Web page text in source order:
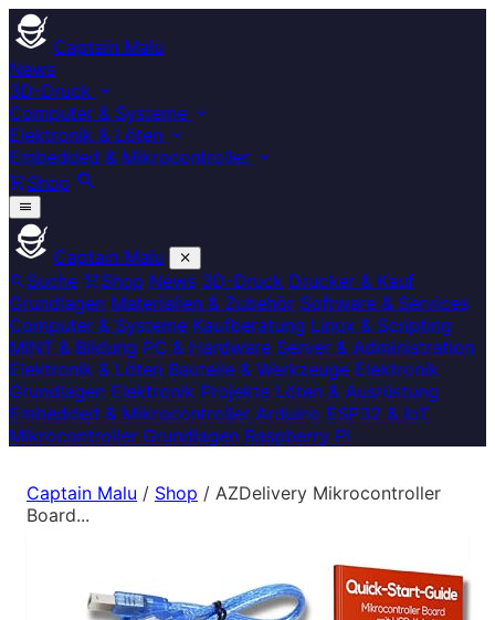
Captain Malu
News
3D-Druck
Computer & Systeme
Elektronik & Löten
Embedded & Mikrocontroller
Shop
Captain Malu
Suche
Shop News 3D-Druck Drucker & Kauf
Grundlagen Materialien & Zubehör Software & Services
Computer & Systeme Kaufberatung Linux & Scripting
MINT & Bildung PC & Hardware Server & Administration
Elektronik & Löten Bauteile & Werkzeuge Elektronik
Grundlagen Elektronik Projekte Löten & Ausrüstung
Embedded & Mikrocontroller Arduino ESP32 & IoT
Mikrocontroller Grundlagen Raspberry Pi
Captain Malu / Shop / AZDelivery Mikrocontroller
Board...